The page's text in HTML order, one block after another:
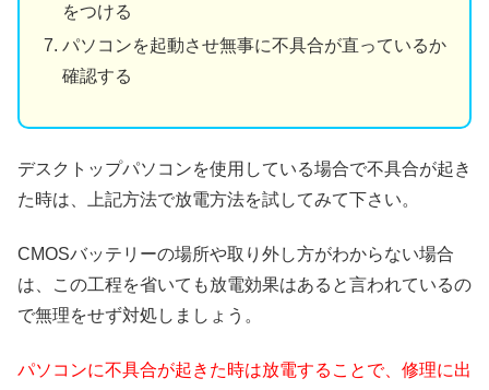
をつける
パソコンを起動させ無事に不具合が直っているか
確認する
デスクトップパソコンを使用している場合で不具合が起き
た時は、上記方法で放電方法を試してみて下さい。
CMOSバッテリーの場所や取り外し方がわからない場合
は、この工程を省いても放電効果はあると言われているの
で無理をせず対処しましょう。
パソコンに不具合が起きた時は放電することで、修理に出